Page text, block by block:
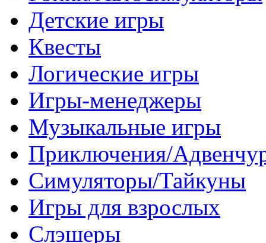
Детские игры
Квесты
Логические игры
Игры-менеджеры
Музыкальные игры
Приключения/
Симуляторы/Тайкуны
Игры для взрослых
Слэшеры